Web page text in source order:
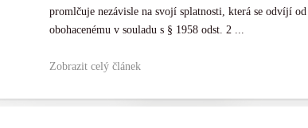
promlčuje nezávisle na svojí splatnosti, která se odvíjí
obohacenému v souladu s § 1958 odst. 2 ...
Zobrazit celý článek